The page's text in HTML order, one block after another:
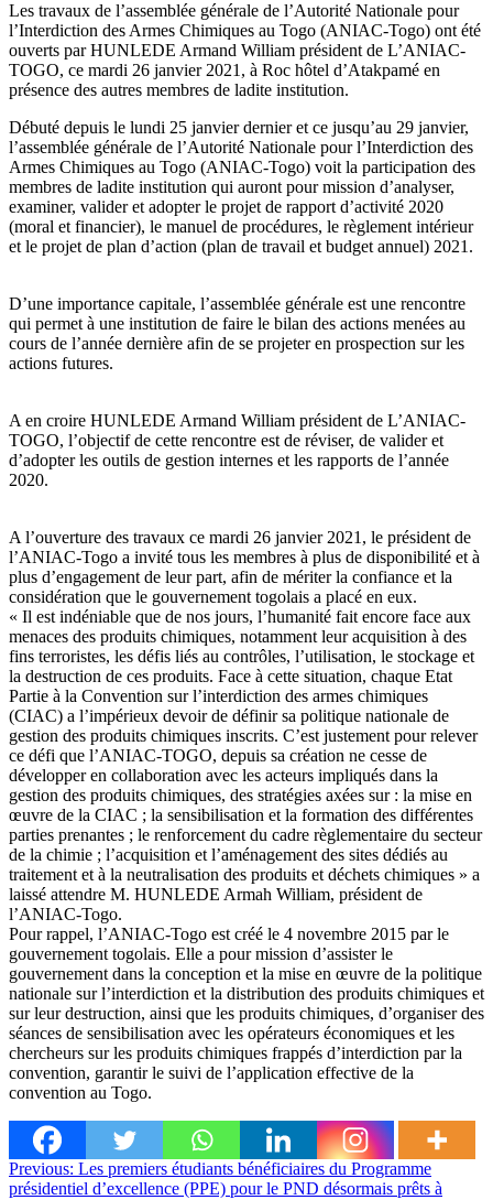
Les travaux de l’assemblée générale de l’Autorité Nationale pour
l’Interdiction des Armes Chimiques au Togo (ANIAC-Togo) ont été
ouverts par HUNLEDE Armand William président de L’ANIAC-
TOGO, ce mardi 26 janvier 2021, à Roc hôtel d’Atakpamé en
présence des autres membres de ladite institution.
Débuté depuis le lundi 25 janvier dernier et ce jusqu’au 29 janvier,
l’assemblée générale de l’Autorité Nationale pour l’Interdiction des
Armes Chimiques au Togo (ANIAC-Togo) voit la participation des
membres de ladite institution qui auront pour mission d’analyser,
examiner, valider et adopter le projet de rapport d’activité 2020
(moral et financier), le manuel de procédures, le règlement intérieur
et le projet de plan d’action (plan de travail et budget annuel) 2021.
D’une importance capitale, l’assemblée générale est une rencontre
qui permet à une institution de faire le bilan des actions menées au
cours de l’année dernière afin de se projeter en prospection sur les
actions futures.
A en croire HUNLEDE Armand William président de L’ANIAC-
TOGO, l’objectif de cette rencontre est de réviser, de valider et
d’adopter les outils de gestion internes et les rapports de l’année
2020.
A l’ouverture des travaux ce mardi 26 janvier 2021, le président de
l’ANIAC-Togo a invité tous les membres à plus de disponibilité et à
plus d’engagement de leur part, afin de mériter la confiance et la
considération que le gouvernement togolais a placé en eux.
« Il est indéniable que de nos jours, l’humanité fait encore face aux
menaces des produits chimiques, notamment leur acquisition à des
fins terroristes, les défis liés au contrôles, l’utilisation, le stockage et
la destruction de ces produits. Face à cette situation, chaque Etat
Partie à la Convention sur l’interdiction des armes chimiques
(CIAC) a l’impérieux devoir de définir sa politique nationale de
gestion des produits chimiques inscrits. C’est justement pour relever
ce défi que l’ANIAC-TOGO, depuis sa création ne cesse de
développer en collaboration avec les acteurs impliqués dans la
gestion des produits chimiques, des stratégies axées sur : la mise en
œuvre de la CIAC ; la sensibilisation et la formation des différentes
parties prenantes ; le renforcement du cadre règlementaire du secteur
de la chimie ; l’acquisition et l’aménagement des sites dédiés au
traitement et à la neutralisation des produits et déchets chimiques » a
laissé attendre M. HUNLEDE Armah William, président de
l’ANIAC-Togo.
Pour rappel, l’ANIAC-Togo est créé le 4 novembre 2015 par le
gouvernement togolais. Elle a pour mission d’assister le
gouvernement dans la conception et la mise en œuvre de la politique
nationale sur l’interdiction et la distribution des produits chimiques et
sur leur destruction, ainsi que les produits chimiques, d’organiser des
séances de sensibilisation avec les opérateurs économiques et les
chercheurs sur les produits chimiques frappés d’interdiction par la
convention, garantir le suivi de l’application effective de la
convention au Togo.
Navigation
Previous: Les premiers étudiants bénéficiaires du Programme
présidentiel d’excellence (PPE) pour le PND désormais prêts à